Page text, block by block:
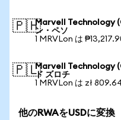
🇵🇭Marvell Technology
ン・ペソ
1 MRVLon は
🇵🇱Marvell Technology
ド ズロチ
1 MRVLon は zł
他のRWAをUSDに変換